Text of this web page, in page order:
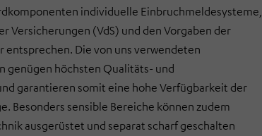
individuelle Einbruchmeldesysteme,
Versicherungen (VdS) und den Vorgaben der
entsprechen. Die von uns verwendeten
genügen höchsten Qualitäts- und
garantieren somit eine hohe Verfügbarkeit der
Besonders sensible Bereiche können zudem
ausgerüstet und separat scharf geschalten